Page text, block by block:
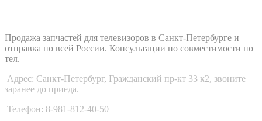
Продажа запчастей для телевизоров в Санкт-Петербурге и
отправка по всей России. Консультации по совместимости по
тел.
Адрес: Санкт-Петербург, Гражданский пр-кт 33 к2, звоните
заранее до приеда.
Телефон: 8-981-812-40-50